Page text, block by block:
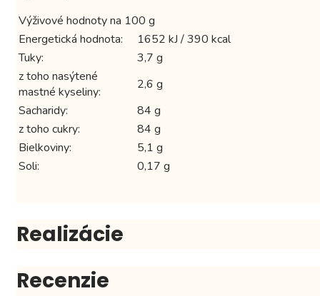
Výživové hodnoty na 100 g
Energetická hodnota:
1652 kJ / 390 kcal
Tuky:
3,7 g
z toho nasýtené
mastné kyseliny:
2,6 g
Sacharidy:
84 g
z toho cukry:
84 g
Bielkoviny:
5,1 g
Soli:
0,17 g
Realizácie
Recenzie